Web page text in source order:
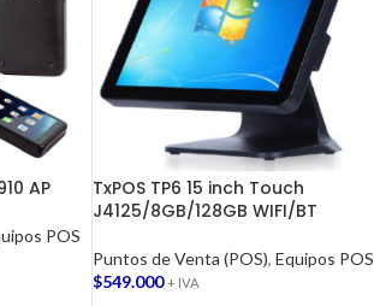
AP
POS
TxPOS TP6 15 inch Touch
J4125/8GB/128GB WIFI/BT
Puntos de Venta (POS), Equipos POS
$549.000 + IVA